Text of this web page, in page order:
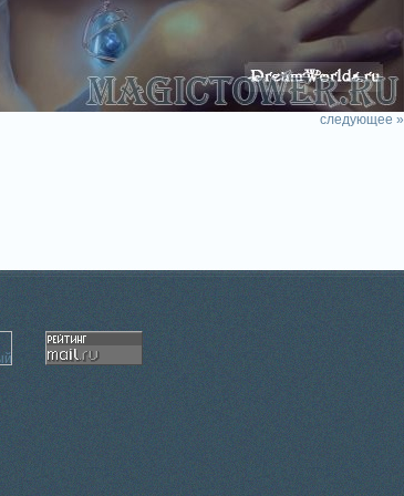
следующее »